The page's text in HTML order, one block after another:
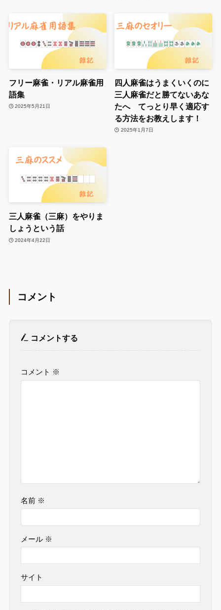
フリー麻雀・リアル麻雀用
語集
2025年5月21日
四人麻雀はうまくいくのに
三人麻雀だと勝てないあな
たへ てっとり早く適応す
る方法をお教えします！
2025年1月7日
三人麻雀（三麻）をやりま
しょうという話
2024年4月22日
コメント
コメントする
コメント ※
名前 ※
メール ※
サイト